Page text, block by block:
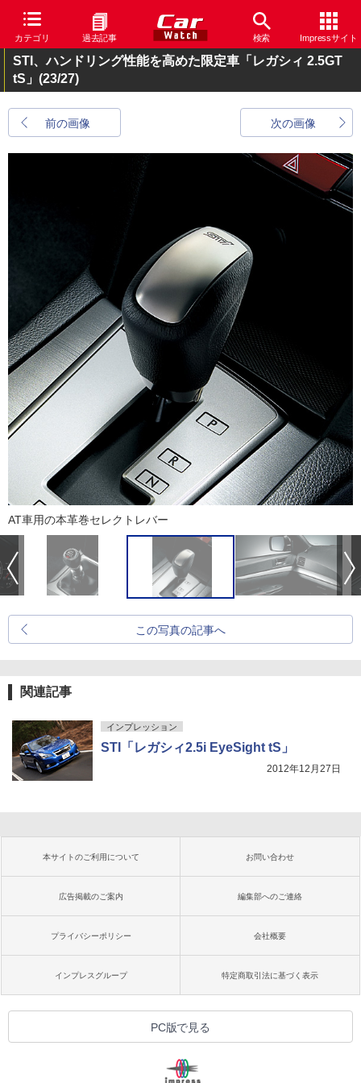
カテゴリ 過去記事 検索 Impressサイト
STI、ハンドリング性能を高めた限定車「レガシィ 2.5GT
tS」 (23/27)
前の画像 次の画像
AT車用の本革巻セレクトレバー
この写真の記事へ
関連記事
インプレッション
STI「レガシィ2.5i EyeSight tS」
2012年12月27日
本サイトのご利用について お問い合わせ
広告掲載のご案内 編集部へのご連絡
プライバシーポリシー 会社概要
インプレスグループ 特定商取引法に基づく表示
PC版で見る